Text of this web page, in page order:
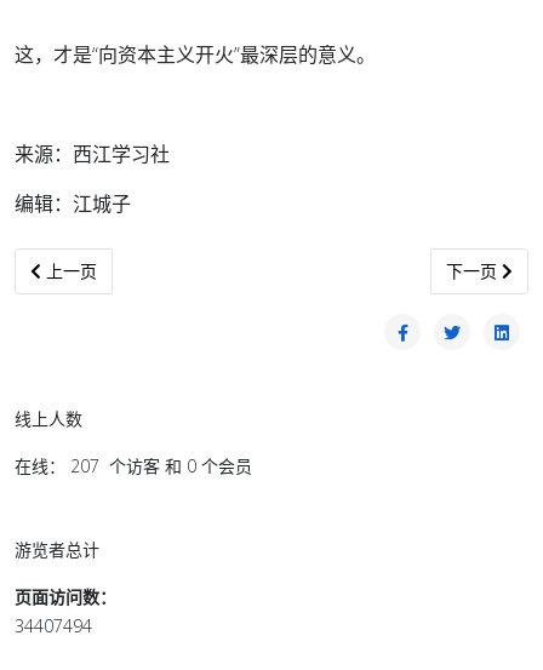
这，才是“向资本主义开火”最深层的意义。
来源：西江学习社
编辑：江城子
上一篇文章: 美伊签约中东能安宁？
上一页 下一篇文章:
下一页
线上人数
在线： 207 个访客 和 0 个会员
游览者总计
页面访问数：
34407494